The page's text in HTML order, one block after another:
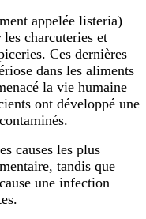
appelée listeria)
charcuteries et
Ces dernières
dans les aliments
la vie humaine
ont développé une
causes les plus
tandis que
une infection